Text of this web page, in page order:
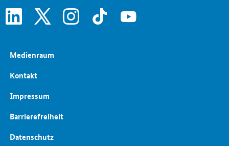
linkedin instagram tiktok youtube
Medienraum
Kontakt
Impressum
Barrierefreiheit
Datenschutz